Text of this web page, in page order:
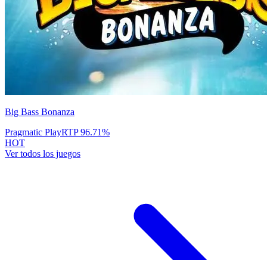
Big Bass Bonanza
Pragmatic PlayRTP96.71%
HOT
Ver todos los juegos